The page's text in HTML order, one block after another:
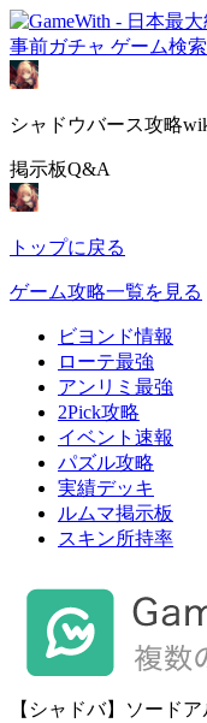
事前ガチャ ゲーム検索
シャドウバース攻略
掲示板Q&A
トップに戻る
ゲーム攻略一覧を見る
ビヨンド情報
ローテ最強
アンリミ最強
2Pick攻略
イベント速報
パズル攻略
実績デッキ
ルムマ掲示板
スキン所持率
【シャドバ】ソード